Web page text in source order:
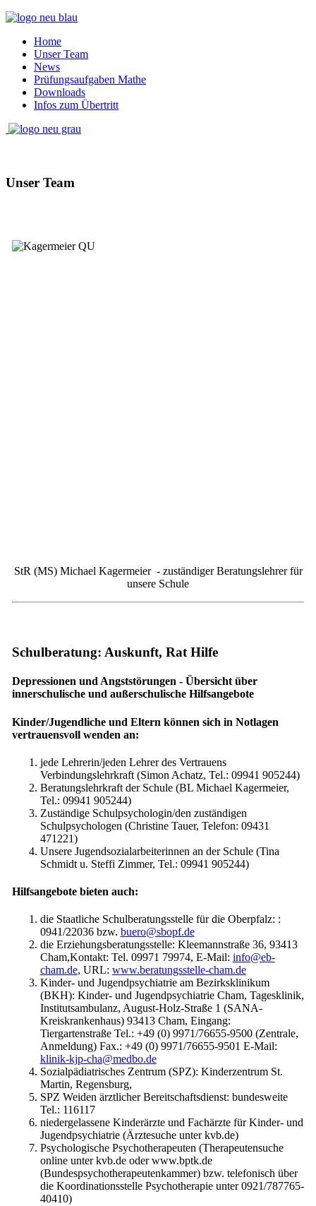
Home
Unser Team
News
Prüfungsaufgaben Mathe
Downloads
Infos zum Übertritt
Unser Team
StR (MS) Michael Kagermeier - zuständiger Beratungslehrer für
unsere Schule
Schulberatung: Auskunft, Rat Hilfe
Depressionen und Angststörungen - Übersicht über
innerschulische und außerschulische Hilfsangebote
Kinder/Jugendliche und Eltern können sich in Notlagen
vertrauensvoll wenden an:
jede Lehrerin/jeden Lehrer des Vertrauens
Verbindungslehrkraft (Simon Achatz, Tel.: 09941 905244)
Beratungslehrkraft der Schule (BL Michael Kagermeier,
Tel.: 09941 905244)
Zuständige Schulpsychologin/den zuständigen
Schulpsychologen (Christine Tauer, Telefon: 09431
471221)
Unsere Jugendsozialarbeiterinnen an der Schule (Tina
Schmidt u. Steffi Zimmer, Tel.: 09941 905244)
Hilfsangebote bieten auch:
die Staatliche Schulberatungsstelle für die Oberpfalz: :
0941/22036 bzw. buero@sbopf.de
die Erziehungsberatungsstelle: Kleemannstraße 36, 93413
Cham,Kontakt: Tel. 09971 79974, E-Mail: info@eb-
cham.de, URL: www.beratungsstelle-cham.de
Kinder- und Jugendpsychiatrie am Bezirksklinikum
(BKH): Kinder- und Jugendpsychiatrie Cham, Tagesklinik,
Institutsambulanz, August-Holz-Straße 1 (SANA-
Kreiskrankenhaus) 93413 Cham, Eingang:
Tiergartenstraße Tel.: +49 (0) 9971/76655-9500 (Zentrale,
Anmeldung) Fax.: +49 (0) 9971/76655-9501 E-Mail:
klinik-kjp-cha@medbo.de
Sozialpädiatrisches Zentrum (SPZ): Kinderzentrum St.
Martin, Regensburg,
SPZ Weiden ärztlicher Bereitschaftsdienst: bundesweite
Tel.: 116117
niedergelassene Kinderärzte und Fachärzte für Kinder- und
Jugendpsychiatrie (Ärztesuche unter kvb.de)
Psychologische Psychotherapeuten (Therapeutensuche
online unter kvb.de oder www.bptk.de
(Bundespsychotherapeutenkammer) bzw. telefonisch über
die Koordinationsstelle Psychotherapie unter 0921/787765-
40410)